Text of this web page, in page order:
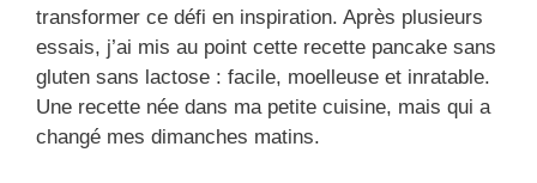
transformer ce défi en inspiration. Après plusieurs
essais, j’ai mis au point cette recette pancake sans
gluten sans lactose : facile, moelleuse et inratable.
Une recette née dans ma petite cuisine, mais qui a
changé mes dimanches matins.